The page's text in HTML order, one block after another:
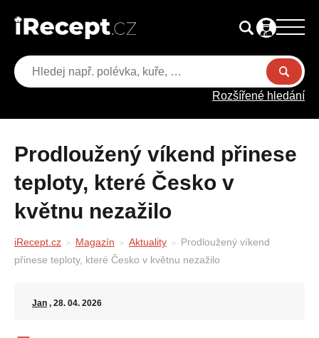
Rozšířené hledání
Prodloužený víkend přinese
teploty, které Česko v
květnu nezažilo
iRecept.cz Magazín Aktuality
Prodloužený víkend
přinese teploty, které Česko v květnu nezažilo
Jan , 28. 04. 2026